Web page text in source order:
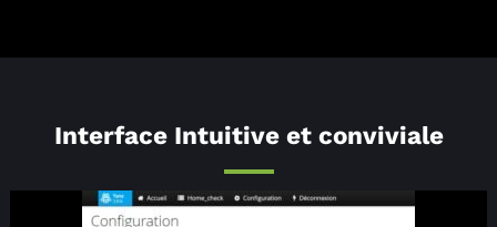
Interface Intuitive et conviviale